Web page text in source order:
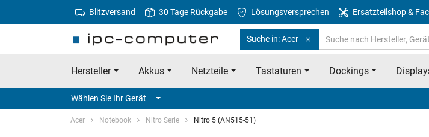
Blitzversand 30 Tage Rückgabe Lösungsversprechen Ersatzteilshop &
Suche in: Acer
Hersteller Akkus Netzteile Tastaturen Dockings
Wählen Sie Ihr Gerät
Acer Notebook Nitro Serie Nitro 5 (AN515-51)